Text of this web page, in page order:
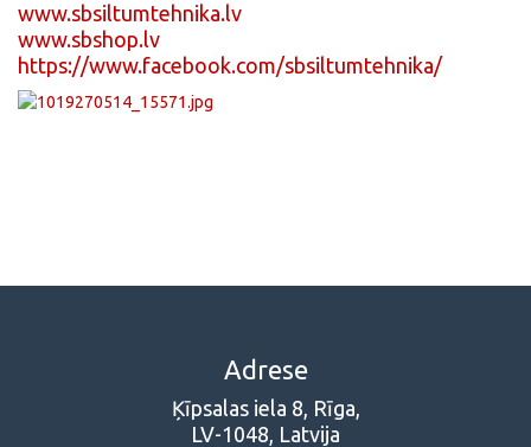
www.sbsiltumtehnika.lv
www.sbshop.lv
https://www.facebook.com/sbsiltumtehnika/
Adrese
Ķīpsalas iela 8, Rīga,
LV-1048, Latvija